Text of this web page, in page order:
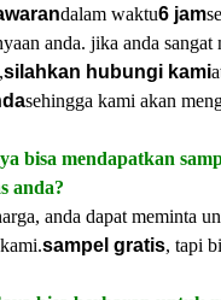
dalam waktu6 jam
anda. jika anda sangat
silahkan hubungi kami
sehingga kami akan
bisa mendapatkan
anda?
anda dapat meminta
sampel gratis, tapi